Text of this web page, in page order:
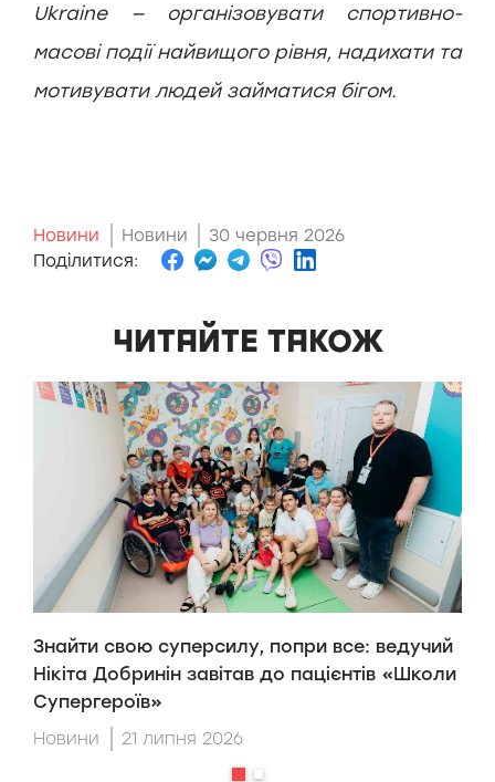
Ukraine — організовувати спортивно-
масові події найвищого рівня, надихати та
мотивувати людей займатися бігом.
Новини Новини
30 червня 2026
Поділитися:
ЧИТАЙТЕ ТАКОЖ
Знайти свою суперсилу, попри все: ведучий
Нікіта Добринін завітав до пацієнтів «Школи
Супергероїв»
Новини 21 липня 2026